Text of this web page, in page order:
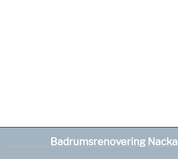
Badrumsrenovering Nacka